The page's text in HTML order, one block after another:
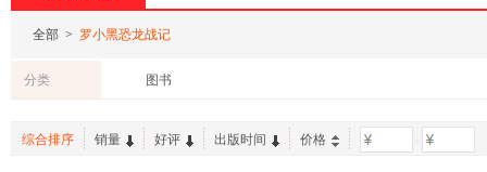
全部 > 罗小黑恐龙战记
分类 图书
综合排序 销量 好评 出版时间 价格 -
加